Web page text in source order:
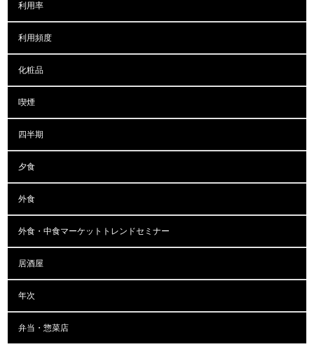
利用率
利用頻度
化粧品
喫煙
四半期
夕食
外食
外食・中食マーケットトレンドセミナー
居酒屋
年次
弁当・惣菜店